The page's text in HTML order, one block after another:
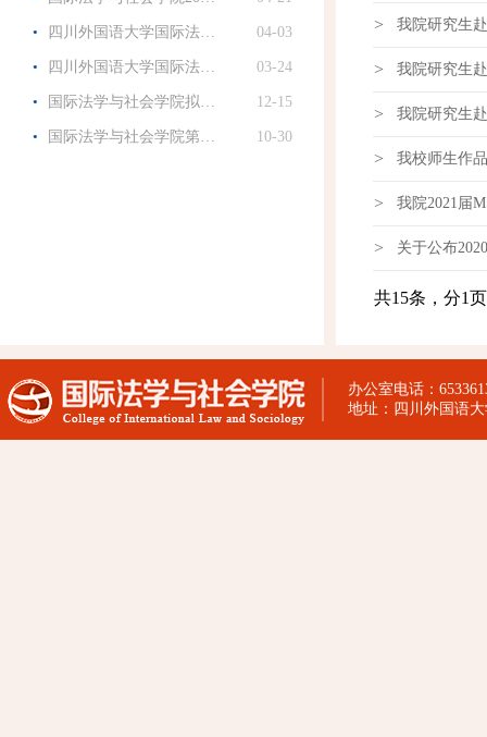
· 四川外国语大学国际法… 04-03
· 四川外国语大学国际法… 03-24
· 国际法学与社会学院拟… 12-15
· 国际法学与社会学院第… 10-30
> 我院研究生
> 我院研究生
> 我院研究生
> 我校师生作
> 我院2021届
> 关于公布
共15条，分1
办公室电话：
地址：四川外国语